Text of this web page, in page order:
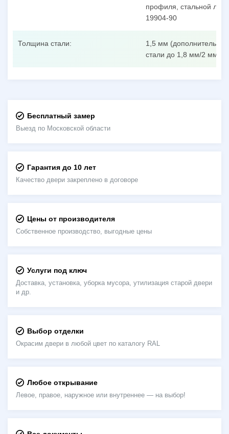
профиля, стальной
19904-90
Толщина стали:
1,5 мм
стали до 1,8 мм/2 мм/3
Бесплатный замер
Выезд по Московской области
Гарантия до 10 лет
Качество двери закреплено в договоре
Цены от производителя
Собственное производство, выгодные цены
Услуги под ключ
Доставка, установка, уборка мусора, утилизация старой двери
и др.
Выбор отделки
Окрасим двери в любой цвет по каталогу RAL
Любое открывание
Левое, правое, наружное или внутреннее — на выбор!